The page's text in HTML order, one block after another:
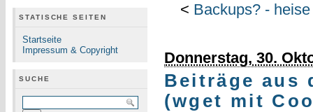
STATISCHE SEITEN
Startseite
Impressum & Copyright
SUCHE
< Backups? -
Donnerstag, 30.
Beiträge aus
(wget mit